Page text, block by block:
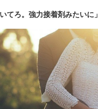
てろ。強力接着剤みたいに」